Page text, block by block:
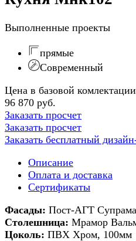
Выполненные проекты
прямые
Современный
Цена в базовой комлектации
96 870 руб.
Заказать просчет
Заказать просчет
Заказать бесплатный
Описание
Оплата и доставка
Сертификаты
Фасады: Пост-АГТ
Столешница: Мрамор
Цоколь: ПВХ Хром, 100мм